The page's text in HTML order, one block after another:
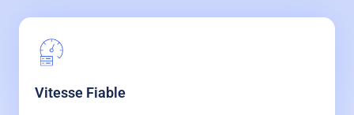
Vitesse Fiable